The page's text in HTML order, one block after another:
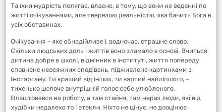
Та їхня мудрість полягає, власне, в тому, що вони не веденні по
житті очікуваннями, але тверезою реальністю, яка бачить Бога в
усіх обставинах.
Очікування – яке обнадійливе і, водночас, страшне слово.
Скільки людських доль і життів воно зламало в основі. Вчиться
дитина добре в школі, відмінник в інституті, життя попереду
сповнене неосяжних сподівань, підживлене картинками з
Інстаргаму. Ти кращий від інших, ти вартий найліпшого, –
тихенько шепоче внутрішній голос себе улюбленого.
Влаштовався на роботу, а там стайня, там нераз люди, які від
худібки недалеко то і втекли. Ніхто не цінує, не дооцінює